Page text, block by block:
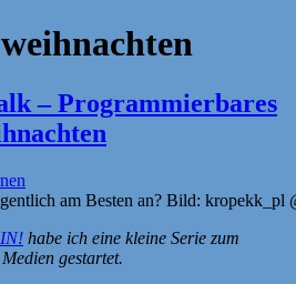
weihnachten
– Programmierbares
am Besten an? Bild: kropekk_pl
habe ich eine kleine Serie zum
gestartet.